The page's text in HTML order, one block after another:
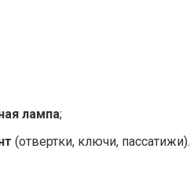
лампа;
(отвертки, ключи, пассатижи).